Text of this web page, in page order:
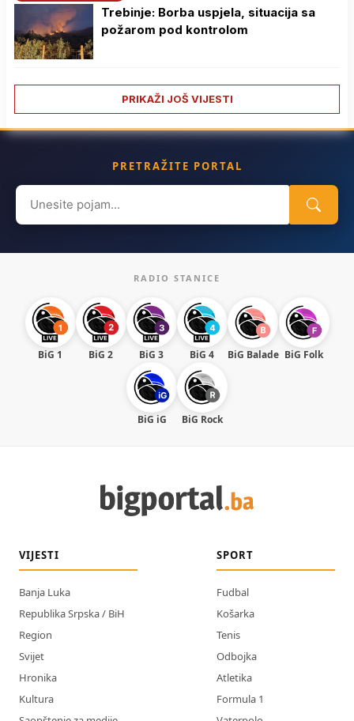
Trebinje: Borba uspjela, situacija sa
požarom pod kontrolom
PRIKAŽI JOŠ VIJESTI
PRETRAŽITE PORTAL
Search
for:
RADIO STANICE
BiG 1 BiG 2 BiG 3 BiG 4 BiG Balade BiG Folk
BiG iG BiG Rock
VIJESTI
Banja Luka
Republika Srpska / BiH
Region
Svijet
Hronika
Kultura
SPORT
Fudbal
Košarka
Tenis
Odbojka
Atletika
Formula 1